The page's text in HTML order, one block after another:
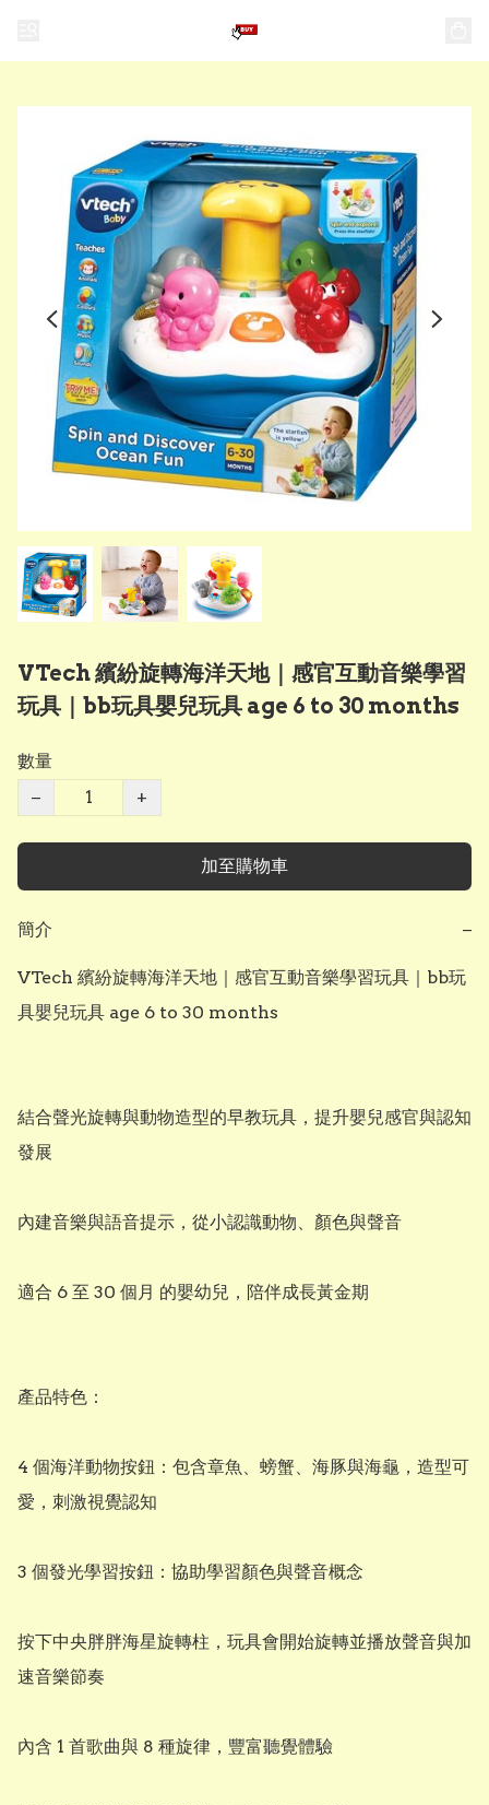
VTech 繽紛旋轉海洋天地｜感官互動音樂學習
玩具｜bb玩具嬰兒玩具 age 6 to 30 months
數量
−
+
加至購物車
簡介 −
VTech 繽紛旋轉海洋天地｜感官互動音樂學習玩具｜bb玩
具嬰兒玩具 age 6 to 30 months
結合聲光旋轉與動物造型的早教玩具，提升嬰兒感官與認知
發展
內建音樂與語音提示，從小認識動物、顏色與聲音
適合 6 至 30 個月 的嬰幼兒，陪伴成長黃金期
產品特色：
4 個海洋動物按鈕：包含章魚、螃蟹、海豚與海龜，造型可
愛，刺激視覺認知
3 個發光學習按鈕：協助學習顏色與聲音概念
按下中央胖胖海星旋轉柱，玩具會開始旋轉並播放聲音與加
速音樂節奏
內含 1 首歌曲與 8 種旋律，豐富聽覺體驗